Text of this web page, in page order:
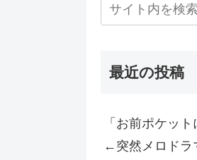
最近の投稿
「お前ポケッ
←突然メロドラ